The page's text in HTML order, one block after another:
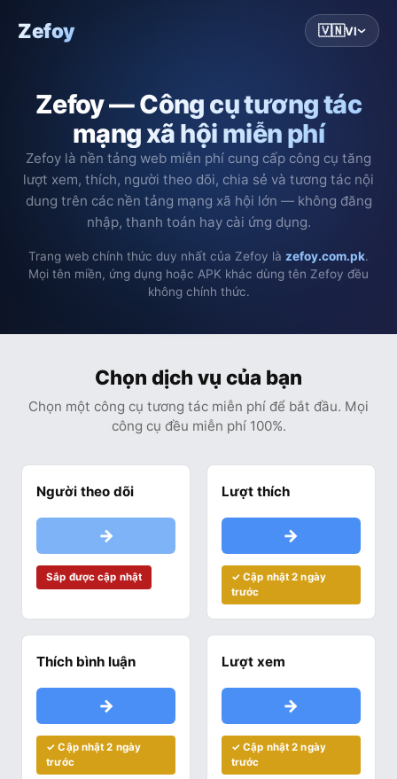
Zefoy 🇻🇳VI
Zefoy — Công cụ tương tác
mạng xã hội miễn phí
Zefoy là nền tảng web miễn phí cung cấp công cụ tăng
lượt xem, thích, người theo dõi, chia sẻ và tương tác nội
dung trên các nền tảng mạng xã hội lớn — không đăng
nhập, thanh toán hay cài ứng dụng.
Trang web chính thức duy nhất của Zefoy là zefoy.com.pk.
Mọi tên miền, ứng dụng hoặc APK khác dùng tên Zefoy đều
không chính thức.
Chọn dịch vụ của bạn
Chọn một công cụ tương tác miễn phí để bắt đầu. Mọi
công cụ đều miễn phí 100%.
Người theo dõi
→
Sắp được cập nhật
Lượt thích
→
✓ Cập nhật 2 ngày
trước
Thích bình luận
→
✓ Cập nhật 2 ngày
trước
Lượt xem
→
✓ Cập nhật 2 ngày
trước